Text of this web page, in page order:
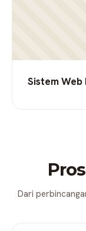
Sistem Web
Dari